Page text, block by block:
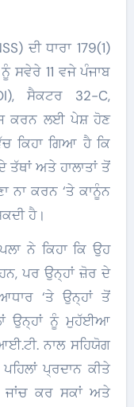
ਦੀ ਧਾਰਾ 179(1)
ਸਵੇਰੇ 11 ਵਜੇ ਪੰਜਾਬ
ਸੈਕਟਰ 32-C,
ਕਰਨ ਲਈ ਪੇਸ਼ ਹੋਣ
ਕਿਹਾ ਗਿਆ ਹੈ ਕਿ
ਤੱਥਾਂ ਅਤੇ ਹਾਲਾਤਾਂ ਤੋਂ
ਨਾ ਕਰਨ ‘ਤੇ ਕਾਨੂੰਨ
ਹੈ।
ਨੇ ਕਿਹਾ ਕਿ ਉਹ
ਪਰ ਉਨ੍ਹਾਂ ਜ਼ੋਰ ਦੇ
‘ਤੇ ਉਨ੍ਹਾਂ ਤੋਂ
ਉਨ੍ਹਾਂ ਨੂੰ ਮੁਹੱਈਆ
ਨਾਲ ਸਹਿਯੋਗ
ਪ੍ਰਦਾਨ ਕੀਤੇ
ਜਾਂਚ ਕਰ ਸਕਾਂ ਅਤੇ